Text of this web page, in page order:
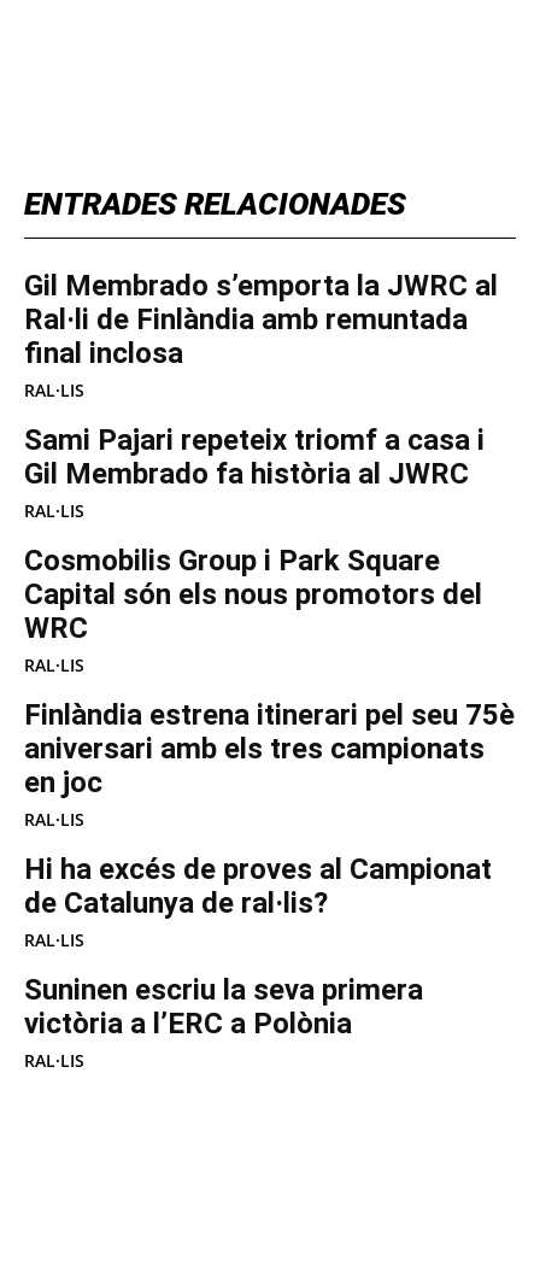
ENTRADES RELACIONADES
Gil Membrado s’emporta la JWRC al
Ral·li de Finlàndia amb remuntada
final inclosa
RAL·LIS
Sami Pajari repeteix triomf a casa i
Gil Membrado fa història al JWRC
RAL·LIS
Cosmobilis Group i Park Square
Capital són els nous promotors del
WRC
RAL·LIS
Finlàndia estrena itinerari pel seu 75è
aniversari amb els tres campionats
en joc
RAL·LIS
Hi ha excés de proves al Campionat
de Catalunya de ral·lis?
RAL·LIS
Suninen escriu la seva primera
victòria a l’ERC a Polònia
RAL·LIS